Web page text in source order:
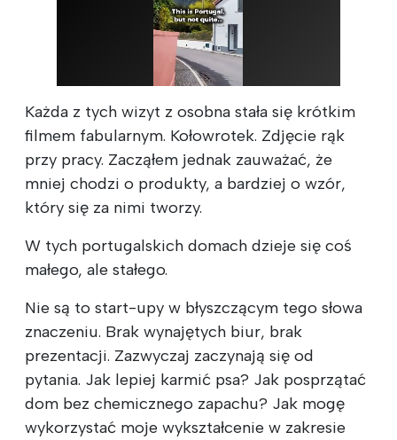
Każda z tych wizyt z osobna stała się krótkim
filmem fabularnym. Kołowrotek. Zdjęcie rąk
przy pracy. Zacząłem jednak zauważać, że
mniej chodzi o produkty, a bardziej o wzór,
który się za nimi tworzy.
W tych portugalskich domach dzieje się coś
małego, ale stałego.
Nie są to start-upy w błyszczącym tego słowa
znaczeniu. Brak wynajętych biur, brak
prezentacji. Zazwyczaj zaczynają się od
pytania. Jak lepiej karmić psa? Jak posprzątać
dom bez chemicznego zapachu? Jak mogę
wykorzystać moje wykształcenie w zakresie